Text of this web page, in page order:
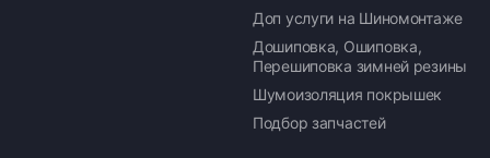
Доп услуги на Шиномонтаже
Дошиповка, Ошиповка,
Перешиповка зимней резины
Шумоизоляция покрышек
Подбор запчастей